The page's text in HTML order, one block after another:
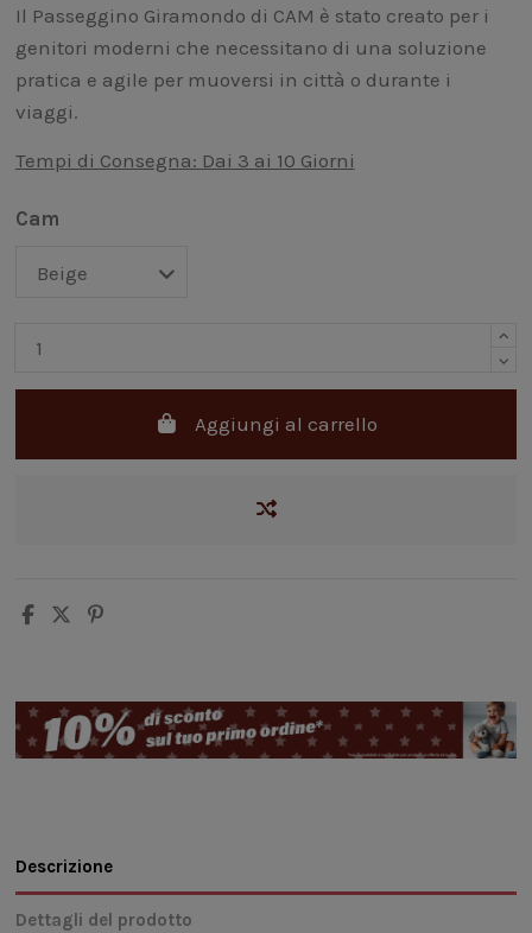
Il Passeggino Giramondo di CAM è stato creato per i
genitori moderni che necessitano di una soluzione
pratica e agile per muoversi in città o durante i
viaggi.
Tempi di Consegna: Dai 3 ai 10 Giorni
Cam
Aggiungi al carrello
Descrizione
Dettagli del prodotto